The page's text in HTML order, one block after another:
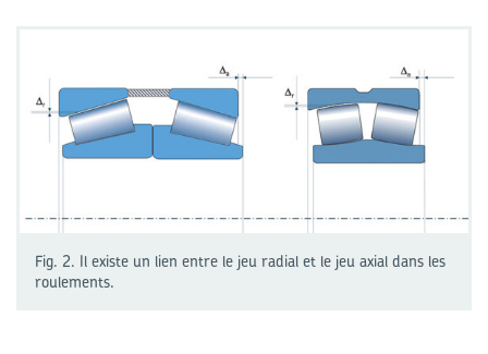
Fig. 2. Il existe un lien entre le jeu radial et le jeu axial dans les
roulements.